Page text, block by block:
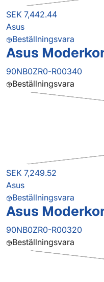
SEK 7,442.44
Asus
Beställningsvara
Asus
90NB0ZR0-R00340
Beställningsvara
SEK 7,249.52
Asus
Beställningsvara
Asus
90NB0ZR0-R00320
Beställningsvara